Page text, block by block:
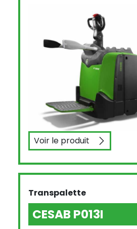
Voir le produitCESAB P300 24V
Transpalette
CESAB P013I